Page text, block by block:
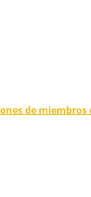
de miembros